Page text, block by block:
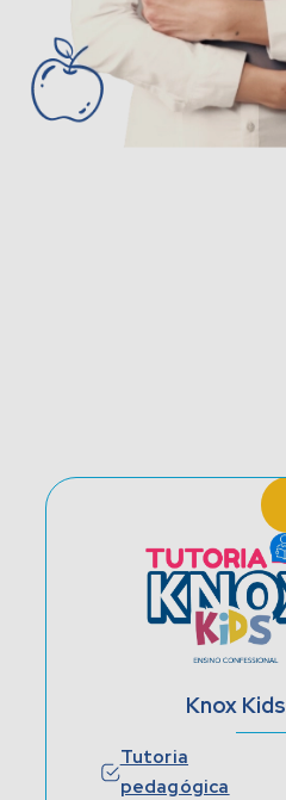
Knox Kids
Tutoria
pedagógica